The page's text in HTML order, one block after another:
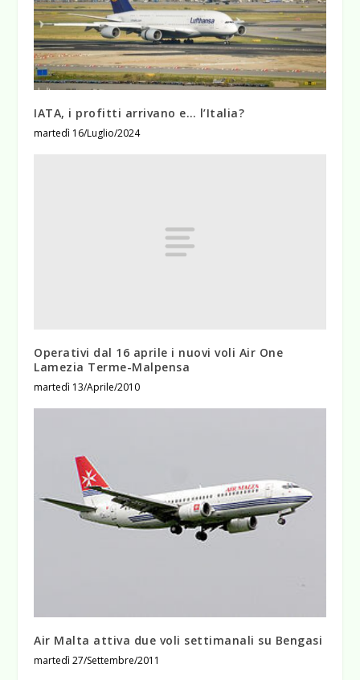
IATA, i profitti arrivano e… l’Italia?
martedì 16/Luglio/2024
Operativi dal 16 aprile i nuovi voli Air One
Lamezia Terme-Malpensa
martedì 13/Aprile/2010
Air Malta attiva due voli settimanali su Bengasi
martedì 27/Settembre/2011